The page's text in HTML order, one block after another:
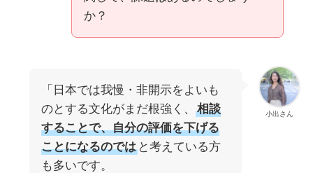
か？
小出さん
「日本では我慢・非開示をよいも
のとする文化がまだ根強く、
相談
することで、自分の評価を下げる
ことになるのではと考えている方
も多いです。